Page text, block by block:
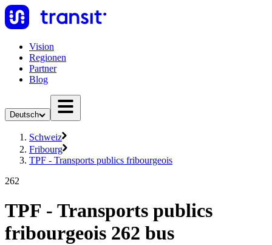
Vision
Regionen
Partner
Blog
Deutsch
Schweiz
Fribourg
TPF - Transports publics fribourgeois
262
TPF - Transports publics
fribourgeois 262 bus